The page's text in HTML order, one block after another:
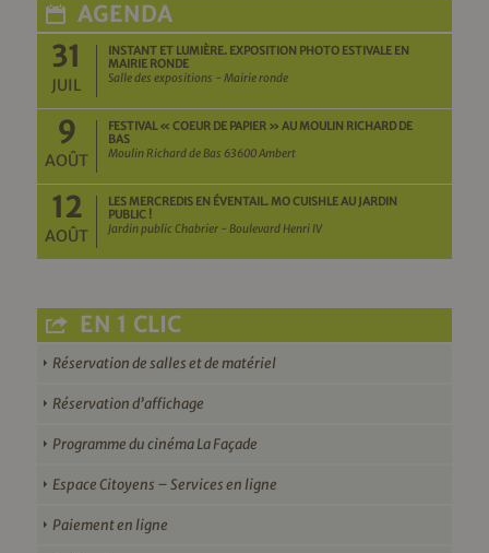
AGENDA
31
JUIL
INSTANT ET LUMIÈRE. EXPOSITION PHOTO ESTIVALE EN
MAIRIE RONDE
Salle des expositions - Mairie ronde
9
AOÛT
FESTIVAL « COEUR DE PAPIER » AU MOULIN RICHARD DE
BAS
Moulin Richard de Bas 63600 Ambert
12
AOÛT
LES MERCREDIS EN ÉVENTAIL. MO CUISHLE AU JARDIN
PUBLIC !
Jardin public Chabrier - Boulevard Henri IV
EN 1 CLIC
Réservation de salles et de matériel
Réservation d’affichage
Programme du cinéma La Façade
Espace Citoyens – Services en ligne
Paiement en ligne